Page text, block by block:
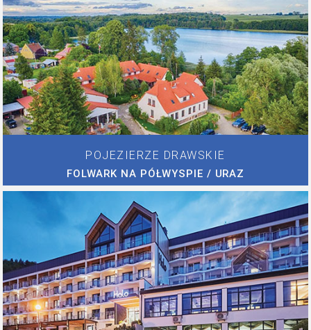
POJEZIERZE DRAWSKIE
FOLWARK NA PÓŁWYSPIE / URAZ